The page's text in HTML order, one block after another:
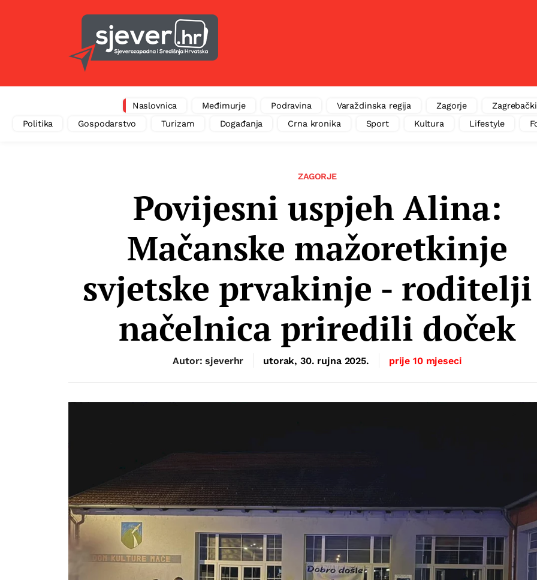
Naslovnica Međimurje Podravina Varaždinska regija Zagorje
Politika
Gospodarstvo Turizam Događanja Crna kronika Sport Kultura Lifestyle
ZAGORJE
Povijesni uspjeh Alina:
Mačanske mažoretkinje
svjetske prvakinje -
načelnica priredili doček
Autor: sjeverhr utorak, 30. rujna 2025. prije 10 mjeseci